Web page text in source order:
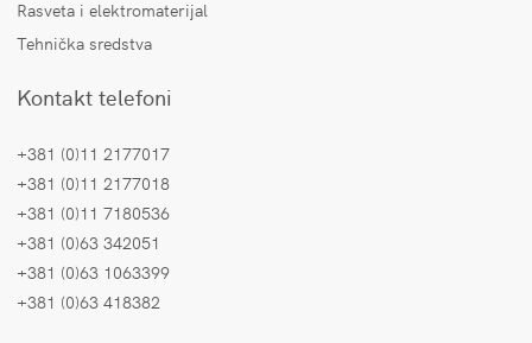
Rasveta i elektromaterijal
Tehnička sredstva
Kontakt telefoni
+381 (0)11 2177017
+381 (0)11 2177018
+381 (0)11 7180536
+381 (0)63 342051
+381 (0)63 1063399
+381 (0)63 418382